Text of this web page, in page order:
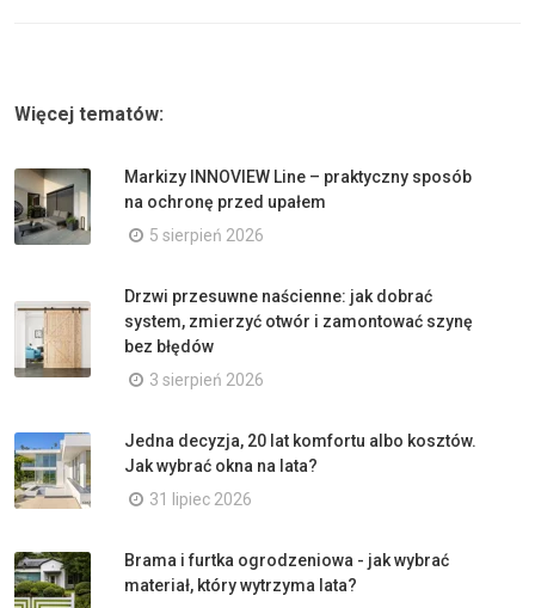
Więcej tematów:
Markizy INNOVIEW Line – praktyczny sposób
na ochronę przed upałem
5 sierpień 2026
Drzwi przesuwne naścienne: jak dobrać
system, zmierzyć otwór i zamontować szynę
bez błędów
3 sierpień 2026
Jedna decyzja, 20 lat komfortu albo kosztów.
Jak wybrać okna na lata?
31 lipiec 2026
Brama i furtka ogrodzeniowa - jak wybrać
materiał, który wytrzyma lata?